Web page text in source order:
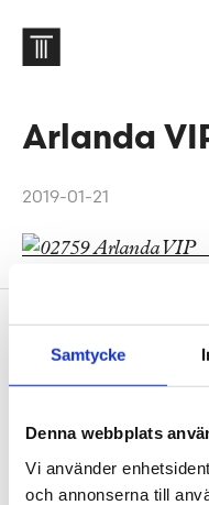
Samtycke
Denna webbplats
Vi använder
och annonserna till
Arlanda
2019-01-21
Vår historia
1906 tog oss dit vi är
På Tengbom letar vi
flytta gränser med